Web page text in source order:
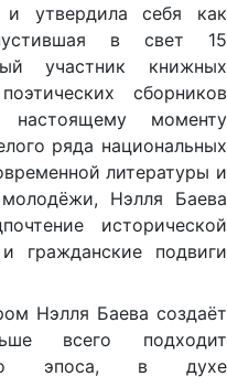
и утвердила себя как
в свет 15
участник книжных
сборников
настоящему моменту
ряда национальных
литературы и
молодёжи, Нэлля Баева
исторической
гражданские подвиги
Нэлля Баева создаёт
всего подходит
эпоса, в духе